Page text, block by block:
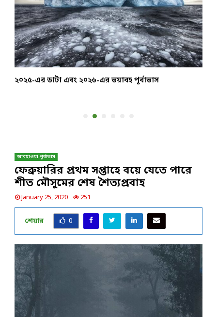
২০২৫-এর ডাটা এবং ২০২৬-এর ভয়াবহ পূর্বাভাস
আবহাওয়া পূর্বাভাস
ফেব্রুয়ারির প্রথম সপ্তাহে বয়ে যেতে পারে
শীত মৌসুমের শেষ শৈত্যপ্রবাহ
January 25, 2020 251
শেয়ার 0